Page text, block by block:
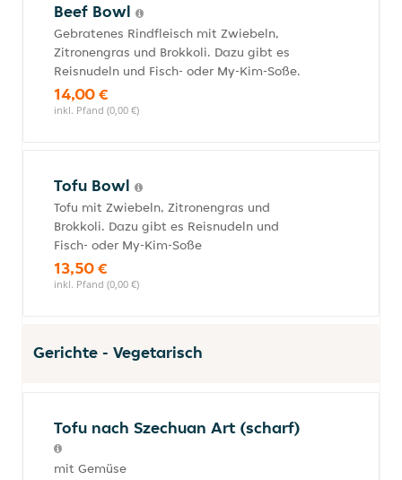
Beef Bowl
Gebratenes Rindfleisch mit Zwiebeln,
Zitronengras und Brokkoli. Dazu gibt es
Reisnudeln und Fisch- oder My-Kim-Soße.
14,00 €
inkl. Pfand (0,00 €)
Tofu Bowl
Tofu mit Zwiebeln, Zitronengras und
Brokkoli. Dazu gibt es Reisnudeln und
Fisch- oder My-Kim-Soße
13,50 €
inkl. Pfand (0,00 €)
Gerichte - Vegetarisch
Tofu nach Szechuan Art (scharf)
mit Gemüse